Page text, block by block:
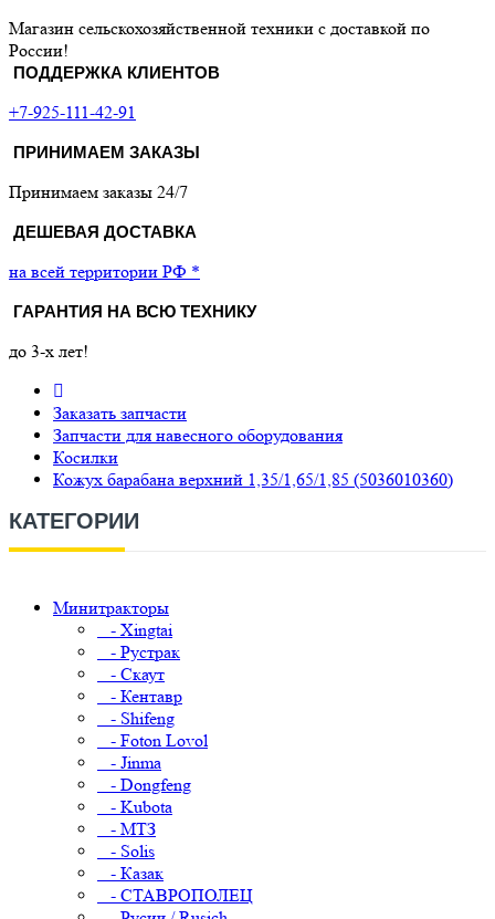
Магазин сельскохозяйственной техники с доставкой по
России!
ПОДДЕРЖКА КЛИЕНТОВ
+7-925-111-42-91
ПРИНИМАЕМ ЗАКАЗЫ
Принимаем заказы 24/7
ДЕШЕВАЯ ДОСТАВКА
на всей территории РФ *
ГАРАНТИЯ НА ВСЮ ТЕХНИКУ
до 3-х лет!
Заказать запчасти
Запчасти для навесного оборудования
Косилки
Кожух барабана верхний 1,35/1,65/1,85 (5036010360)
КАТЕГОРИИ
Минитракторы
- Xingtai
- Рустрак
- Скаут
- Кентавр
- Shifeng
- Foton Lovol
- Jinma
- Dongfeng
- Kubota
- МТЗ
- Solis
- Казак
- СТАВРОПОЛЕЦ